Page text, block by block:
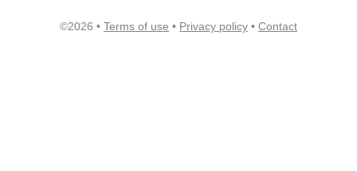
©2026 • Terms of use • Privacy policy • Contact